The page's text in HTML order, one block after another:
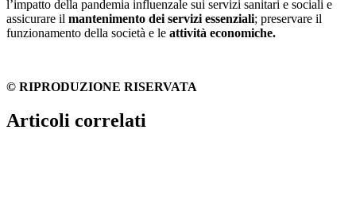
l’impatto della pandemia influenzale sui servizi sanitari e sociali e
assicurare il mantenimento dei servizi essenziali; preservare il
funzionamento della società e le attività economiche.
© RIPRODUZIONE RISERVATA
Articoli correlati